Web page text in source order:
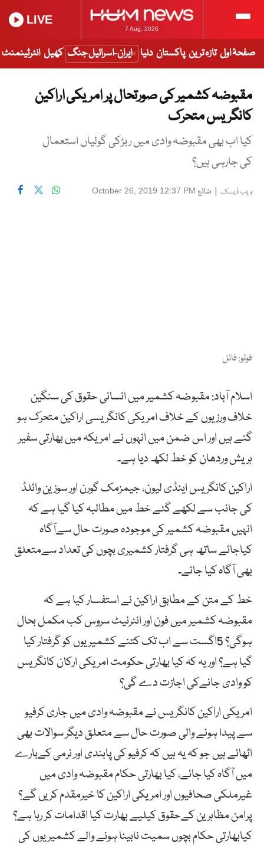
7 Aug, 2026
LIVE
صفحۂ اول تازہ ترین پاکستان دنیا ایران-اسرائیل جنگ کھیل انٹرٹینمنٹ
مقبوضہ کشمیر کی صورتحال پر امریکی اراکین
کانگریس متحرک
کیا اب بھی مقبوضہ وادی میں ربڑکی گولیاں استعمال
کی جارہی ہیں؟
ویب ڈیسک | شائع October 26, 2019 12:37 PM
فوٹو: فائل
اسلام آباد: مقبوضہ کشمیر میں انسانی حقوق کی سنگین
خلاف ورزیوں کے خلاف امریکی کانگریسی اراکین متحرک ہو
گئے ہیں اور اس ضمن میں انہوں نے امریکہ میں بھارتی سفیر
ہریش وردھان کو خط لکھ دیا ہے۔
اراکین کانگریس اینڈی لیون، جیمزمک گورن اور سوزین وائلڈ
کی جانب سے لکھے گئے خط میں مطالبہ کیا گیا ہے کہ
انہیں مقبوضہ کشمیر کی موجودہ صورت حال سےآگاہ
کیاجائے ساتھ ہی گرفتار کشمیری بچوں کی تعداد سےمتعلق
بھی آگاہ کیا جائے۔
خط کے متن کے مطابق اراکین نے استفسار کیا ہے کہ
مقبوضہ کشمیر میں فون اور انٹرنیٹ سروس کب مکمل بحال
ہوگی؟ 5اگست سے اب تک کتنے کشمیریوں کو گرفتار کیا
گیا ہے؟ اور یہ کہ کیا بھارتی حکومت امریکی ارکان کانگریس
کو وادی جانےکی اجازت دے گی؟
امریکی اراکین کانگریس نے مقبوضہ وادی میں جاری کرفیو
سے پیدا ہونے والی صورت حال سے متعلق دیگر سوالات بھی
اٹھائے ہیں جو کہ یہ ہیں کہ کرفیو کی پابندی اور نرمی کےبارے
میں آگاہ کیا جائے، کیا بھارتی حکام مقبوضہ وادی میں
غیرملکی صحافیوں اور امریکی اراکین کا خیرمقدم کریں گے؟
پرامن مظاہرین کےحقوق کیلیے بھارت کیا اقدامات کر رہا ہے؟
کیابھارتی حکام بچوں سمیت نابینا ہونے والے کشمیریوں کی